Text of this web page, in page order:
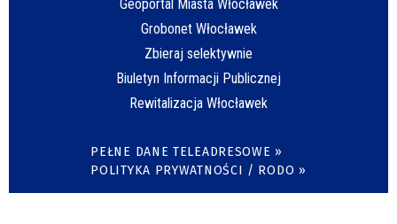
Geoportal Miasta Włocławek
Grobonet Włocławek
Zbieraj selektywnie
Biuletyn Informacji Publicznej
Rewitalizacja Włocławek
PEŁNE DANE TELEADRESOWE »
POLITYKA PRYWATNOŚCI / RODO »